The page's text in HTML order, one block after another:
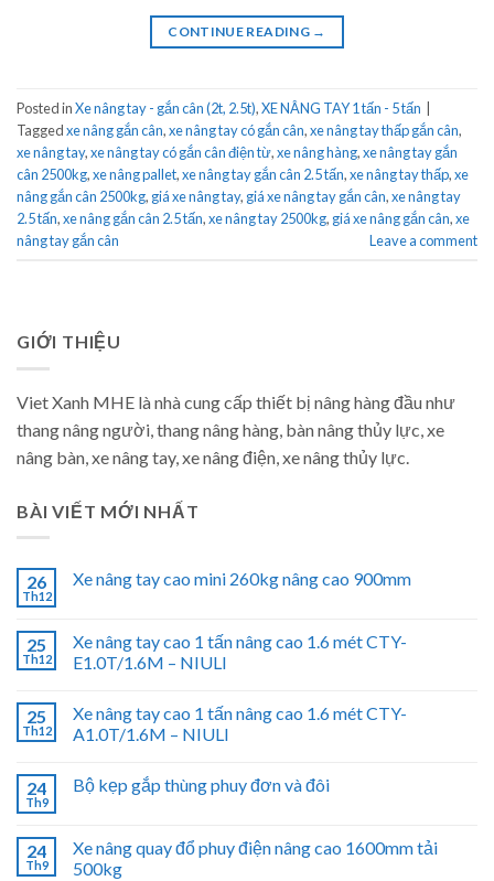
CONTINUE READING →
Posted inXe nâng tay - gắn cân (2t, 2.5t),XE NÂNG TAY 1 tấn - 5 tấn
Taggedxe nâng gắn cân,xe nâng tay có gắn cân,xe nâng tay thấp gắn cân,
xe nâng tay,xe nâng tay có gắn cân điện từ,xe nâng hàng,xe nâng tay gắn
cân 2500kg,xe nâng pallet,xe nâng tay gắn cân 2.5 tấn,xe nâng tay thấp,xe
nâng gắn cân 2500kg, giá xe nâng tay, giá xe nâng tay gắn cân,xe nâng tay
2.5 tấn,xe nâng gắn cân 2.5 tấn,xe nâng tay 2500kg, giá xe nâng gắn cân,xe
nâng tay gắn cân
Leave a comment
GIỚI THIỆU
Viet Xanh MHE là nhà cung cấp thiết bị nâng hàng đầu như
thang nâng người, thang nâng hàng, bàn nâng thủy lực, xe
nâng bàn, xe nâng tay, xe nâng điện, xe nâng thủy lực.
BÀI VIẾT MỚI NHẤT
26
Th12
Xe nâng tay cao mini 260kg nâng cao 900mm
25
Th12
Xe nâng tay cao 1 tấn nâng cao 1.6 mét CTY-
E1.0T/1.6M – NIULI
25
Th12
Xe nâng tay cao 1 tấn nâng cao 1.6 mét CTY-
A1.0T/1.6M – NIULI
24
Th9
Bộ kẹp gắp thùng phuy đơn và đôi
24
Th9
Xe nâng quay đổ phuy điện nâng cao 1600mm tải
500kg